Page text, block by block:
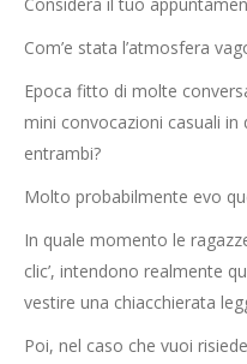
Com’e stata l’atmosfera
Epoca fitto di molte
mini convocazioni casuali
entrambi?
Molto probabilmente evo
In quale momento le
clic’, intendono realmente
vestire una chiacchierata
Poi, nel caso che vuoi